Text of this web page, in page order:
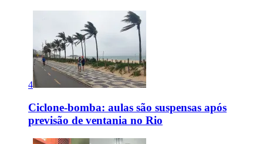
4
Ciclone-bomba: aulas são suspensas após
previsão de ventania no Rio